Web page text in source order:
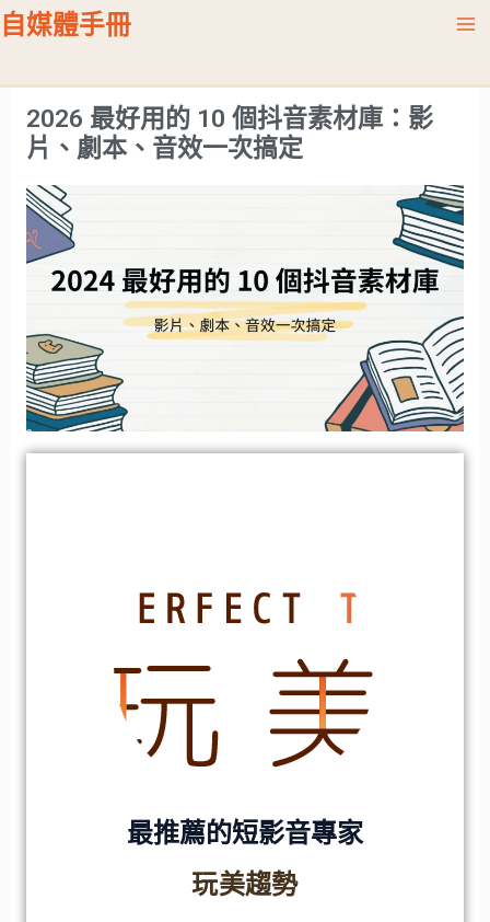
跳
至
自媒體手冊
2026 最好用的 10 個抖音素材庫：影
片、劇本、音效一次搞定
最推薦的短影音專家
玩美趨勢